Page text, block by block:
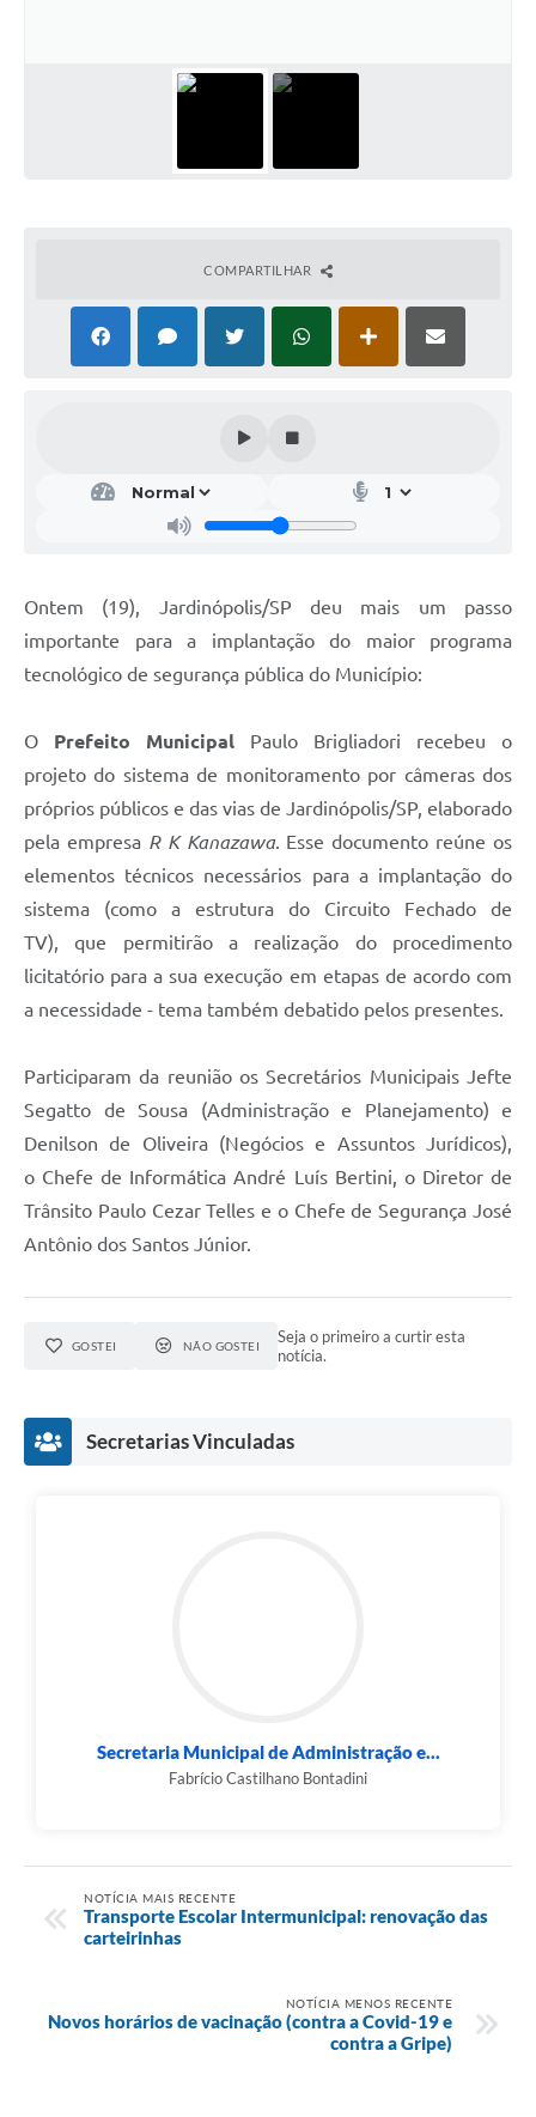
COMPARTILHAR
Ontem (19), Jardinópolis/SP deu mais um passo
importante para a implantação do maior programa
tecnológico de segurança pública do Município:
O Prefeito Municipal Paulo Brigliadori recebeu o
projeto do sistema de monitoramento por câmeras dos
próprios públicos e das vias de Jardinópolis/SP, elaborado
pela empresa R K Kanazawa. Esse documento reúne os
elementos técnicos necessários para a implantação do
sistema (como a estrutura do Circuito Fechado de
TV), que permitirão a realização do procedimento
licitatório para a sua execução em etapas de acordo com
a necessidade - tema também debatido pelos presentes.
Participaram da reunião os Secretários Municipais Jefte
Segatto de Sousa (Administração e Planejamento) e
Denilson de Oliveira (Negócios e Assuntos Jurídicos),
o Chefe de Informática André Luís Bertini, o Diretor de
Trânsito Paulo Cezar Telles e o Chefe de Segurança José
Antônio dos Santos Júnior.
GOSTEI NÃO GOSTEI
Seja o primeiro a curtir esta
notícia.
Secretarias Vinculadas
Secretaria Municipal de Administração e...
Fabrício Castilhano Bontadini
NOTÍCIA MAIS RECENTE
Transporte Escolar Intermunicipal: renovação das
carteirinhas
NOTÍCIA MENOS RECENTE
Novos horários de vacinação (contra a Covid-19 e
contra a Gripe)